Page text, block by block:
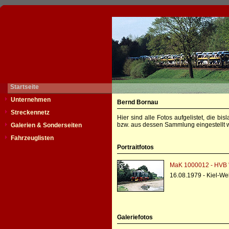
Startseite
Unternehmen
Streckennetz
Galerien & Sonderseiten
Fahrzeuglisten
Bernd Bornau
Hier sind alle Fotos aufgelistet, die
bzw. aus dessen Sammlung eingestellt
Portraitfotos
MaK 1000012 - HVB
16.08.1979 - Kiel-
Galeriefotos